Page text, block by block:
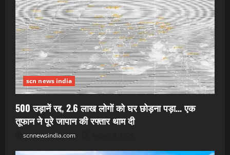
scn news india
500 उड़ानें रद्द, 2.6 लाख लोगों को घर छोड़ना पड़ा… एक
तूफान ने पूरे जापान की रफ्तार थाम दी
scnnewsindia.com